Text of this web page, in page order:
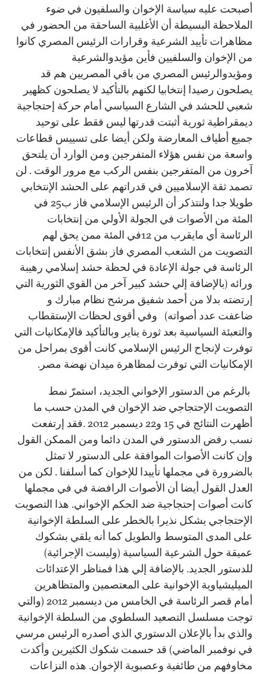
أصبحت عليه سياسة الإخوان والسلفيون في ضوء
الملاحظة البسيطة أن الأغلبية الساحقة من الحضور في
مظاهرات تأييد الشرعية وقرارات الرئيس المصري كانوا
من الإخوان والسلفيين فأين مؤيدوالشرعية
ومؤيدوالرئيس المصري من باقي المصريين هم قد
يصلحون رصيدا إنتخابيا لكنهم بالتأكيد لا يصلحون كظهير
شعبي للحشد في الشارع السياسي أمام حركة إحتجاجية
ديمقراطية ثورية أثبتت قدرتها ليس فقط على توحيد
جميع أطياف المعارضة ولكن أيضا على تسييس قطاعات
واسعة من نفس هؤلاء المتفرجين ومن الوارد أن يلتحق
آخرون من المتفرجين بنفس الركب مع مرور الوقت . لن
تصمد ثقة الإسلاميين في قدراتهم على الحشد الإنتخابي
طويلا جدا ولنتذكر أن الرئيس الإسلامي فاز ب25 في
المئة من الأصوات في الجولة الأولي من إنتخابات
الرئاسة أي مايقرب من 12في المئة ممن يحق لهم
التصويت من الشعب المصري فاز بشق الأنفس إنتخابات
الرئاسة في جولة الإعادة في لحظة حشد إسلامي رهيبة
ورائه (بالإضافة إلي حشد كبير آخر من القوي الثورية التي
إرتضته بدلا من أحمد شفيق مرشح نظام مبارك و
ضاعفت عدد أصواته) وفي أقوى لحظات الإستقطاب
والتعبئة السياسية بعد ثورة يناير وبالتأكيد فالإمكانيات التي
توفرت لإنجاح الرئيس الإسلامي كانت أقوى بمراحل من
الإمكانيات التي توفرت لمظاهرة ميدان نهضة مصر.
بالرغم من الدستور الإخواني الجديد، استمرّ نمط
التصويت الإحتجاجي ضد الإخوان في المدن حسب ما
أظهرت النتائج في 15 و22 ديسمبر 2012 .فقد إرتفعت
نسب رفض الدستور في المدن دائما ومن الممكن القول
وإن كانت الأصوات الموافقة على الدستور لا تمثل
بالضرورة في مجملها تأييدا للإخوان كما أسلفنا . لكن من
العدل القول أيضا أن الأصوات الرافضة في في مجملها
كانت أصوات إحتجاجية ضد الحكم الإخواني. هذا التصويت
الإحتجاجي يشكل نذيرا بالخطر على السلطة الإخوانية
على المدى المتوسط والطويل كما أنه يلقي بشكوك
عميقة حول الشرعية السياسية (وليست الإجرائية)
للدستور الجديد. بالإضافة إلي هذا فمناظر الإعتدائات
الميليشياوية الإخوانية على المعتصمين والمتظاهرين
أمام قصر الرئاسة في الخامس من ديسمبر 2012 (والتي
توجت مسلسل التصعيد السلطوي من السلطة الإخوانية
والذي بدأ بالإعلان الدستوري الذي أصدره الرئيس مرسي
في نوفمبر الماضي) قد حسمت شكوك الكثيرين وأكدت
مخاوفهم من طائفية وعصبوية الإخوان. هذه النزاعات